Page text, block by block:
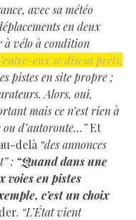
avec sa météo
en deux
à vélo à condition
eux se disent prêts,
pistes en site propre ;
Alors, oui,
mais ce n’est rien à
ou d’autoroute…”Et
delà “des annonces
: “Quand dans une
voies en pistes
c’est un choix
“L’État vient